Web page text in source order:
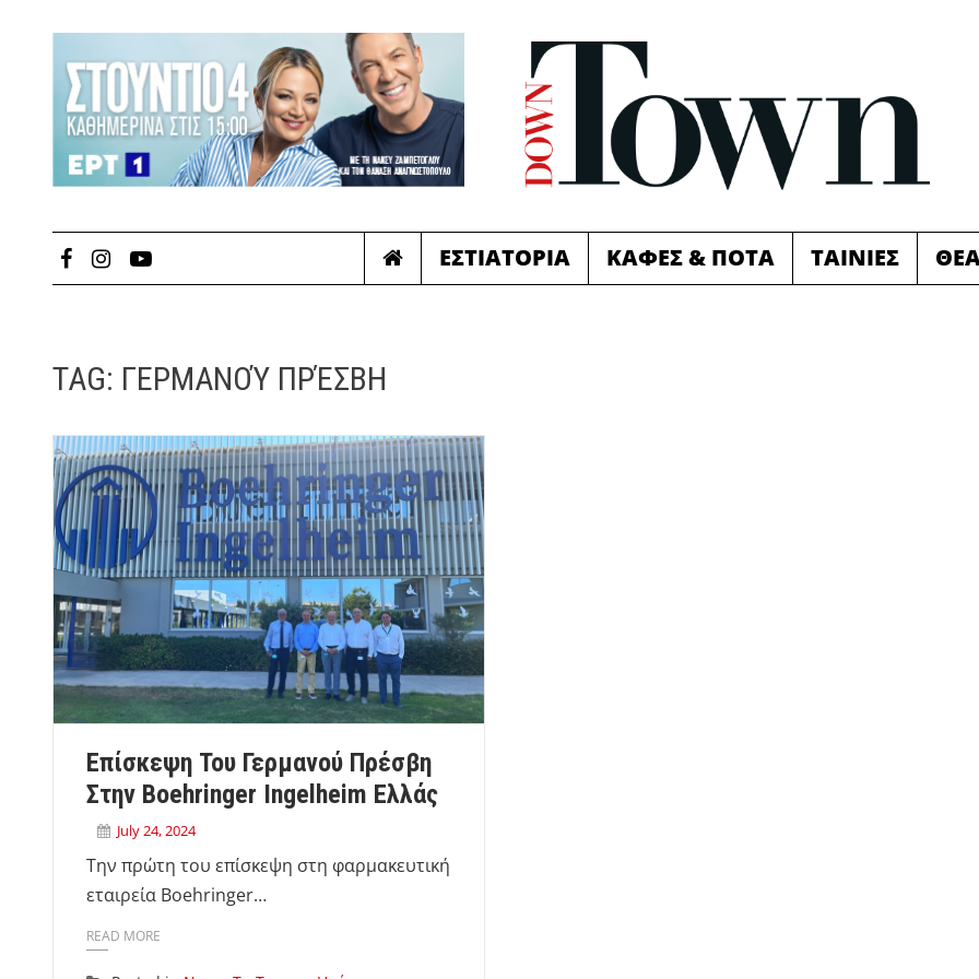
ΕΣΤΙΑΤΟΡΙΑ ΚΑΦΕΣ & ΠΟΤΑ ΤΑΙΝΙΕΣ
TAG: ΓΕΡΜΑΝΟΎ ΠΡΈΣΒΗ
Επίσκεψη Του Γερμανού Πρέσβη
Στην Boehringer Ingelheim Ελλάς
July 24, 2024
Την πρώτη του επίσκεψη στη φαρμακευτική
εταιρεία Boehringer…
READ MORE